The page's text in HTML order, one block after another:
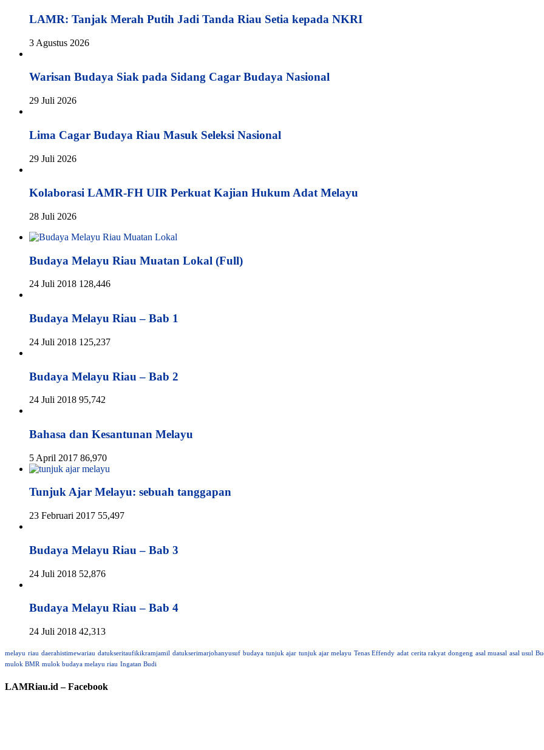
LAMR: Tanjak Merah Putih Jadi Tanda Riau Setia kepada NKRI
3 Agustus 2026
Warisan Budaya Siak pada Sidang Cagar Budaya Nasional
29 Juli 2026
Lima Cagar Budaya Riau Masuk Seleksi Nasional
29 Juli 2026
Kolaborasi LAMR-FH UIR Perkuat Kajian Hukum Adat Melayu
28 Juli 2026
Budaya Melayu Riau Muatan Lokal (Full)
24 Juli 2018 128,446
Budaya Melayu Riau – Bab 1
24 Juli 2018 125,237
Budaya Melayu Riau – Bab 2
24 Juli 2018 95,742
Bahasa dan Kesantunan Melayu
5 April 2017 86,970
Tunjuk Ajar Melayu: sebuah tanggapan
23 Februari 2017 55,497
Budaya Melayu Riau – Bab 3
24 Juli 2018 52,876
Budaya Melayu Riau – Bab 4
24 Juli 2018 42,313
melayu riau daerahistimewariau datukseritaufikikramjamil datukserimarjohanyusuf budaya tunjuk ajar tunjuk ajar melayu Tenas Effendy adat cerita rakyat dongeng asal muasal asal usul
mulok BMR mulok budaya melayu riau Ingatan Budi
LAMRiau.id – Facebook